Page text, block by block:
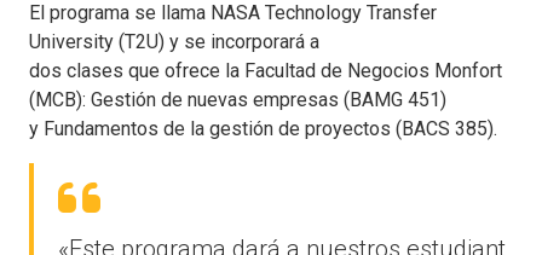
El programa se llama NASA Technology Transfer
University (T2U) y se incorporará a
dos clases que ofrece la Facultad de Negocios Monfort
(MCB): Gestión de nuevas empresas (BAMG 451)
y Fundamentos de la gestión de proyectos (BACS 385).
«Este programa dará a nuestros estudiant